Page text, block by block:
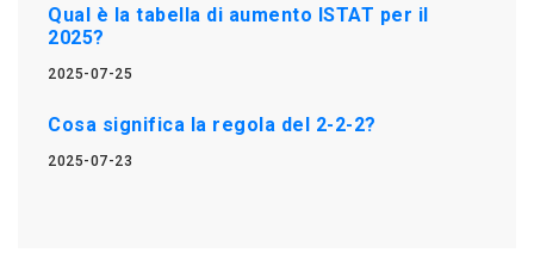
Qual è la tabella di aumento ISTAT per il
2025?
2025-07-25
Cosa significa la regola del 2-2-2?
2025-07-23